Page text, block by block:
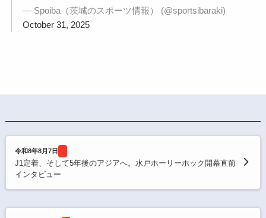
— Spoiba（茨城のスポーツ情報） (@sportsibaraki)
October 31, 2025
令和8年8月7日
J1定着、そして5年後のアジアへ。水戸ホーリーホック開幕直前
インタビュー